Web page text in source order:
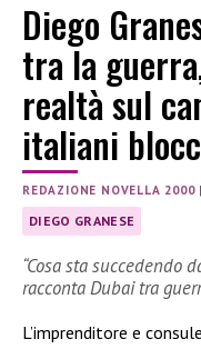
Diego
tra la
realtà sul
italiani
REDAZIONE NOVELLA 2000|
DIEGO GRANESE
“Cosa sta succedendo
racconta Dubai tra
L’imprenditore e